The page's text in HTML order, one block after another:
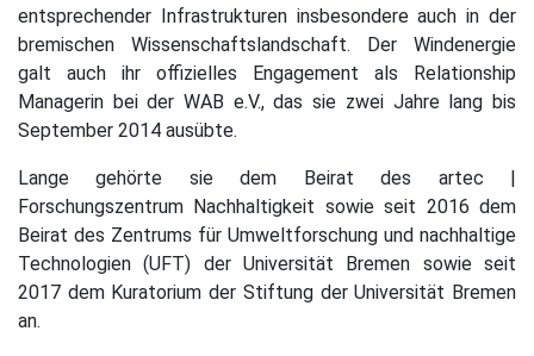
entsprechender Infrastrukturen insbesondere auch in der
bremischen Wissenschaftslandschaft. Der Windenergie
galt auch ihr offizielles Engagement als Relationship
Managerin bei der WAB e.V., das sie zwei Jahre lang bis
September 2014 ausübte.
Lange gehörte sie dem Beirat des artec |
Forschungszentrum Nachhaltigkeit sowie seit 2016 dem
Beirat des Zentrums für Umweltforschung und nachhaltige
Technologien (UFT) der Universität Bremen sowie seit
2017 dem Kuratorium der Stiftung der Universität Bremen
an.